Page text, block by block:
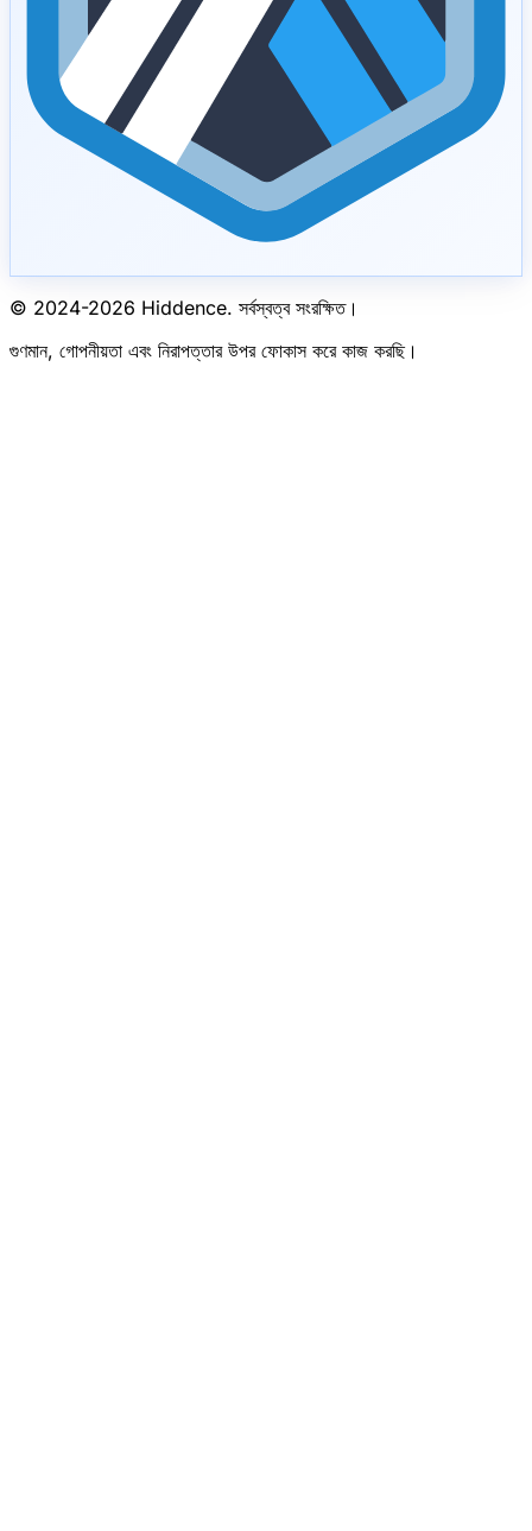
© 2024-2026 Hiddence. সর্বস্বত্ব সংরক্ষিত।
গুণমান, গোপনীয়তা এবং নিরাপত্তার উপর ফোকাস করে কাজ করছি।